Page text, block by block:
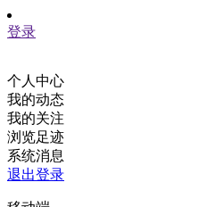
登录
个人中心
我的动态
我的关注
浏览足迹
系统消息
退出登录